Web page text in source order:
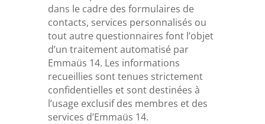
dans le cadre des formulaires de
contacts, services personnalisés ou
tout autre questionnaires font l’objet
d’un traitement automatisé par
Emmaüs 14. Les informations
recueillies sont tenues strictement
confidentielles et sont destinées à
l’usage exclusif des membres et des
services d’Emmaüs 14.